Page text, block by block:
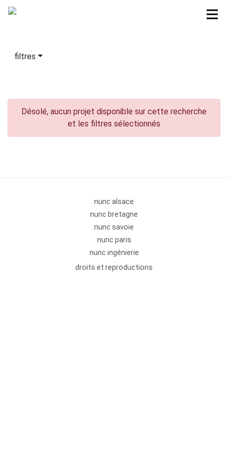
filtres
Désolé, aucun projet disponible sur cette recherche
et les filtres sélectionnés
nunc alsace
nunc bretagne
nunc savoie
nunc paris
nunc ingénierie
droits et reproductions